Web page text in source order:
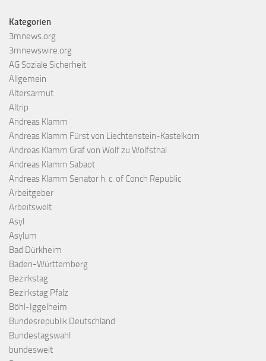
Kategorien
3mnews.org
3mnewswire.org
AG Soziale Sicherheit
Allgemein
Altersarmut
Altrip
Andreas Klamm
Andreas Klamm Fürst von Liechtenstein-Kastelkorn
Andreas Klamm Graf von Wolf zu Wolfsthal
Andreas Klamm Sabaot
Andreas Klamm Senator h. c. of Conch Republic
Arbeitgeber
Arbeitswelt
Asyl
Asylum
Bad Dürkheim
Baden-Württemberg
Bezirkstag
Bezirkstag Pfalz
Böhl-Iggelheim
Bundesrepublik Deutschland
Bundestagswahl
bundesweit